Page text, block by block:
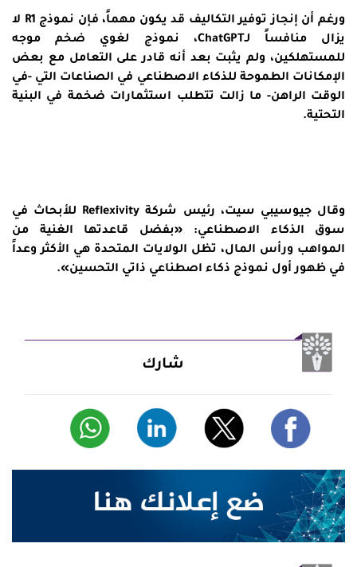
ورغم أن إنجاز توفير التكاليف قد يكون مهماً، فإن نموذج R1 لا
يزال منافساً لـChatGPT، نموذج لغوي ضخم موجه
للمستهلكين، ولم يثبت بعد أنه قادر على التعامل مع بعض
الإمكانات الطموحة للذكاء الاصطناعي في الصناعات التي -في
الوقت الراهن- ما زالت تتطلب استثمارات ضخمة في البنية
التحتية.
وقال جيوسيبي سيت، رئيس شركة Reflexivity للأبحاث في
سوق الذكاء الاصطناعي: «بفضل قاعدتها الغنية من
المواهب ورأس المال، تظل الولايات المتحدة هي الأكثر وعداً
في ظهور أول نموذج ذكاء اصطناعي ذاتي التحسين».
شارك